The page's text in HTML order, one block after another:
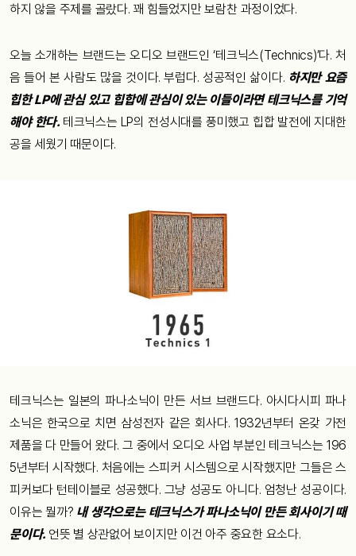
하지 않을 주제를 골랐다.꽤 힘들었지만 보람찬 과정이었다.
오늘 소개하는 브랜드는 오디오 브랜드인 ‘테크닉스(Technics)’다.처
음 들어 본 사람도 많을 것이다.부럽다. 성공적인 삶이다. 하지만 요즘
힙한LP에 관심 있고 힙합에 관심이 있는 이들이라면 테크닉스를 기억
해야 한다. 테크닉스는 LP의 전성시대를 풍미했고 힙합 발전에 지대한
공을 세웠기 때문이다.
테크닉스는 일본의 파나소닉이 만든 서브 브랜드다. 아시다시피 파나
소닉은 한국으로 치면 삼성전자 같은 회사다. 1932년부터 온갖 가전
제품을 다 만들어 왔다. 그 중에서 오디오 사업 부분인 테크닉스는 196
5년부터 시작했다. 처음에는 스피커 시스템으로 시작했지만 그들은 스
피커보다 턴테이블로 성공했다. 그냥 성공도 아니다. 엄청난 성공이다.
이유는 뭘까? 내 생각으로는 테크닉스가 파나소닉이 만든 회사이기 때
문이다. 언뜻 별 상관없어 보이지만 이건 아주 중요한 요소다.